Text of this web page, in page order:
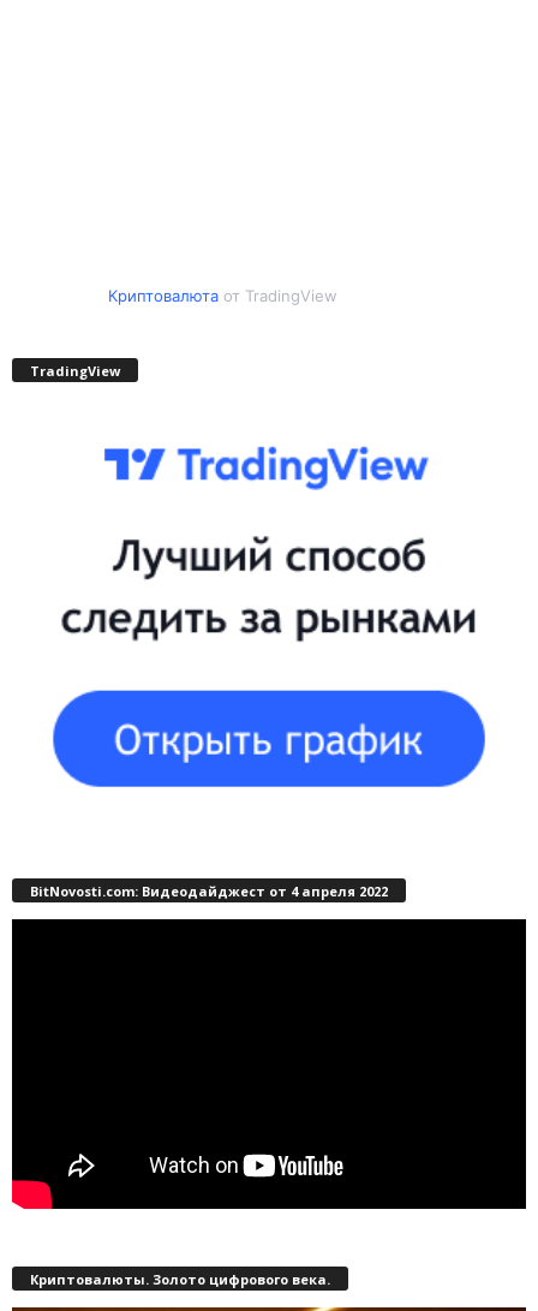
Криптовалютаот TradingView
TradingView
BitNovosti.com: Видеодайджест от 4 апреля 2022
Криптовалюты. Золото цифрового века.